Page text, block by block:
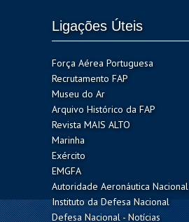
Ligações Úteis
Força Aérea Portuguesa
Recrutamento FAP
Museu do Ar
Arquivo Histórico da FAP
Revista MAIS ALTO
Marinha
Exército
EMGFA
Autoridade Aeronáutica Nacional
Instituto da Defesa Nacional
Defesa Nacional - Notícias